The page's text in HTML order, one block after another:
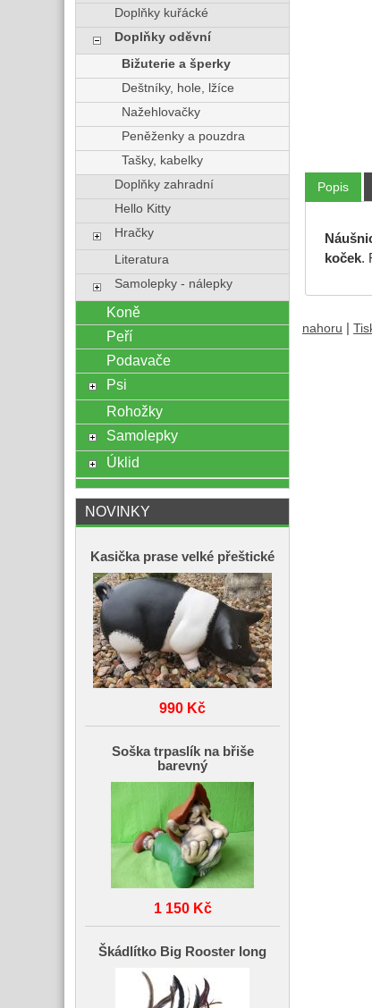
Popis
koček.
nahoru |
Doplňky kuřácké
Doplňky oděvní
Bižuterie a šperky
Deštníky, hole, lžíce
Nažehlovačky
Peněženky a pouzdra
Tašky, kabelky
Doplňky zahradní
Hello Kitty
Hračky
Literatura
Samolepky - nálepky
Koně
Peří
Podavače
Psi
Rohožky
Samolepky
Úklid
NOVINKY
Kasička prase velké přeštické
990 Kč
Soška trpaslík na břiše
barevný
1 150 Kč
Škádlítko Big Rooster long